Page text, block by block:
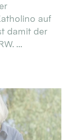
auf
damit der
...